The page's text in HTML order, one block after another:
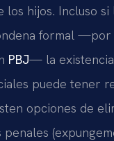
los hijos. Incluso
formal —por
PBJ— la
puede tener
opciones de
penales